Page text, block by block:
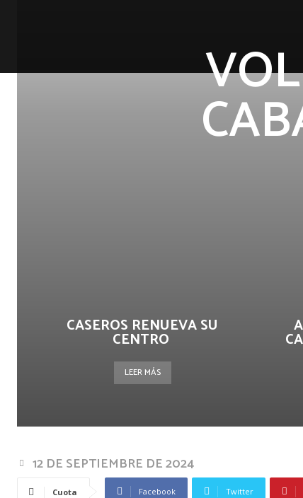
CASEROS RENUEVA SU
CENTRO
LEER MÁS
12 DE SEPTIEMBRE DE 2024
Cuota Facebook Twitter